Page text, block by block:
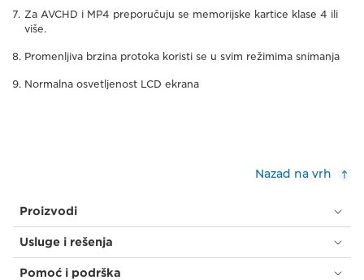
Za AVCHD i MP4 preporučuju se memorijske kartice klase 4 ili
više.
Promenljiva brzina protoka koristi se u svim režimima snimanja
Normalna osvetljenost LCD ekrana
Nazad na vrh
Proizvodi
Usluge i rešenja
Pomoć i podrška